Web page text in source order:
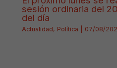
sesión ordinaria del
del día
Actualidad, Política 07/08/